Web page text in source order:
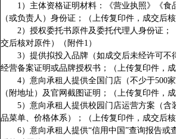
1）主体资格证明材料：《营业执照》《食品
（或负责人）身份证；（上传复印件，成交后核
2）授权委托书原件及委托代理人身份证；（
交后核对原件）（附件1）
3）提供拟投入品牌（如成交后未经许可不得
经营备案证明或品牌授权书；（上传复印件，成
4）意向承租人提供全国门店（不少于500家
（附地址）及官网截图证明；（上传复印件，成
5）意向承租人提供校园门店运营方案（含装
品菜单、价格体系）；（上传复印件，成交后核
6）意向承租人提供“信用中国”查询报告或查